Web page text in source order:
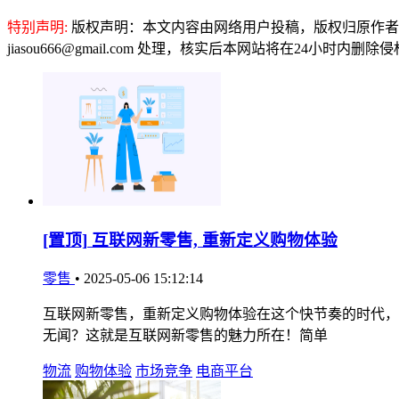
特别声明: 版权声明：本文内容由网络用户投稿，版权归原作
jiasou666@gmail.com 处理，核实后本网站将在24小时内删除
[置顶] 互联网新零售, 重新定义购物体验
零售 • 2025-05-06 15:12:14
互联网新零售，重新定义购物体验在这个快节奏的时代
无闻？这就是互联网新零售的魅力所在！简单
物流 购物体验 市场竞争 电商平台